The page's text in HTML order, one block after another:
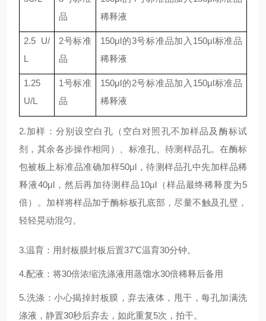
品
稀释液
2.5 U/
L
2号标准
品
150μl的3号标准品加入 150μl标准品
稀释液
1.25
U/L
1号标准
品
150μl的2号标准品加入 150μl标准品
稀释液
2.加样：分别设空白孔（空白对照孔不加样品及酶标试
剂，其余各步操作相同）、标准孔、待测样品孔。在酶标
包被板上标准品准确加样50μl，待测样品孔中先加样品稀
释液40μl，然后再加待测样品10μl（样品最终稀释度为5
倍）。加样将样品加于酶标板孔底部，尽量不触及孔壁，
轻轻晃动混匀。
3.温育：用封板膜封板后置37℃温育30分钟。
4.配液：将30倍浓缩洗涤液用蒸馏水30倍稀释后备用
5.洗涤：小心揭掉封板膜，弃去液体，甩干，每孔加满洗
涤液，静置30秒后弃去，如此重复5次，拍干。